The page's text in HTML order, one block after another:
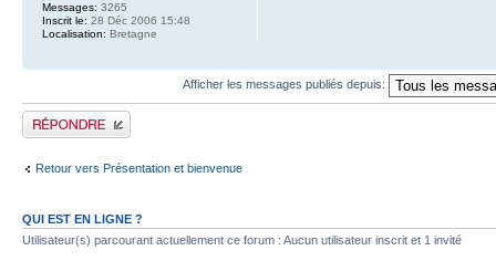
Messages: 3265
Inscrit le: 28 Déc 2006 15:48
Localisation: Bretagne
Afficher les messages publiés depuis:
Publier une réponse
Retour vers Présentation et bienvenue
QUI EST EN LIGNE ?
Utilisateur(s) parcourant actuellement ce forum : Aucun utilisateur inscrit et 1 invité